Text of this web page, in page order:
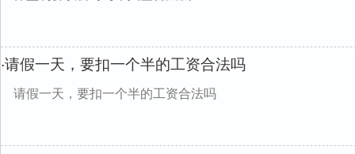
·请假一天，要扣一个半的工资合法吗
请假一天，要扣一个半的工资合法吗